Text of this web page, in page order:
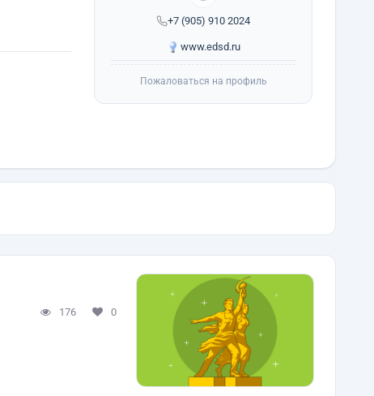
+7 (905) 910 2024
www.edsd.ru
Пожаловаться на профиль
176 0